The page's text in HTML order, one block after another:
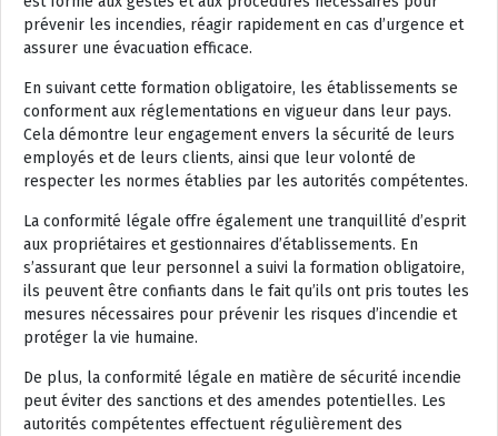
prévenir les incendies, réagir rapidement en cas d’urgence et
assurer une évacuation efficace.
En suivant cette formation obligatoire, les établissements se
conforment aux réglementations en vigueur dans leur pays.
Cela démontre leur engagement envers la sécurité de leurs
employés et de leurs clients, ainsi que leur volonté de
respecter les normes établies par les autorités compétentes.
La conformité légale offre également une tranquillité d’esprit
aux propriétaires et gestionnaires d’établissements. En
s’assurant que leur personnel a suivi la formation obligatoire,
ils peuvent être confiants dans le fait qu’ils ont pris toutes les
mesures nécessaires pour prévenir les risques d’incendie et
protéger la vie humaine.
De plus, la conformité légale en matière de sécurité incendie
peut éviter des sanctions et des amendes potentielles. Les
autorités compétentes effectuent régulièrement des